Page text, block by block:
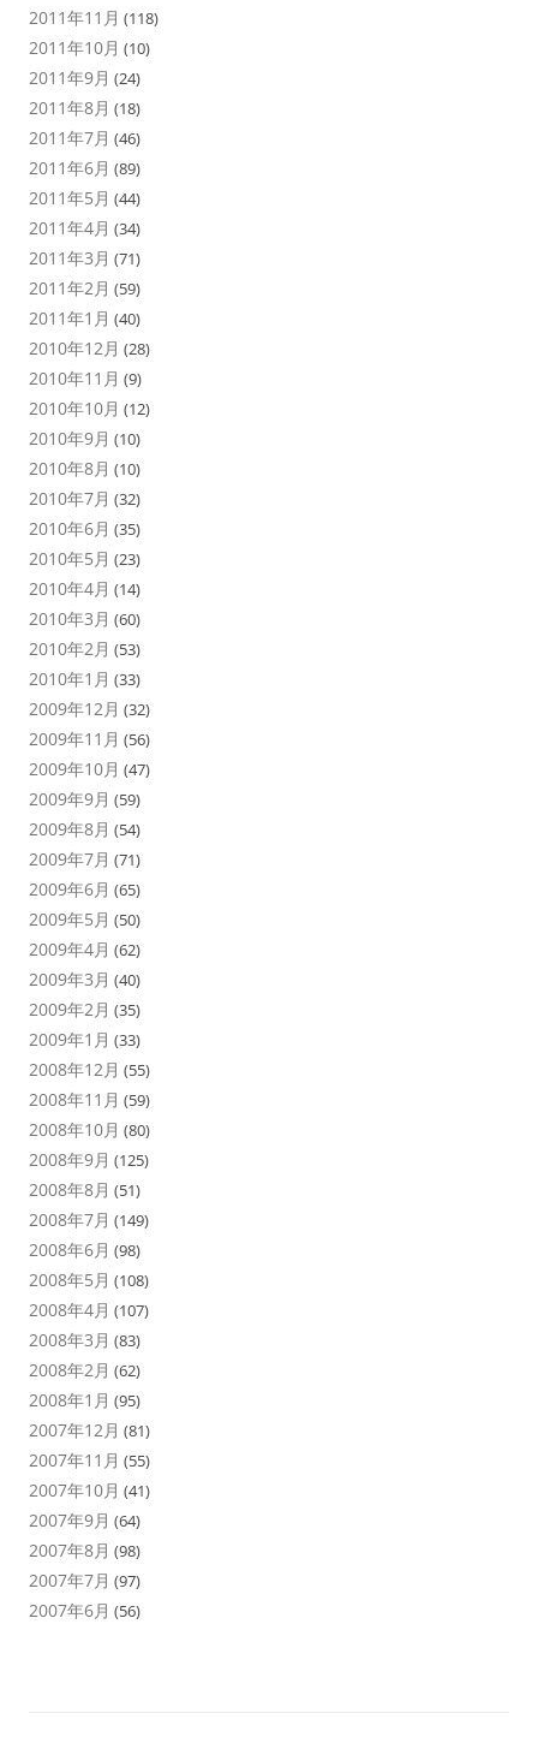
2011年11月 (118)
2011年10月 (10)
2011年9月 (24)
2011年8月 (18)
2011年7月 (46)
2011年6月 (89)
2011年5月 (44)
2011年4月 (34)
2011年3月 (71)
2011年2月 (59)
2011年1月 (40)
2010年12月 (28)
2010年11月 (9)
2010年10月 (12)
2010年9月 (10)
2010年8月 (10)
2010年7月 (32)
2010年6月 (35)
2010年5月 (23)
2010年4月 (14)
2010年3月 (60)
2010年2月 (53)
2010年1月 (33)
2009年12月 (32)
2009年11月 (56)
2009年10月 (47)
2009年9月 (59)
2009年8月 (54)
2009年7月 (71)
2009年6月 (65)
2009年5月 (50)
2009年4月 (62)
2009年3月 (40)
2009年2月 (35)
2009年1月 (33)
2008年12月 (55)
2008年11月 (59)
2008年10月 (80)
2008年9月 (125)
2008年8月 (51)
2008年7月 (149)
2008年6月 (98)
2008年5月 (108)
2008年4月 (107)
2008年3月 (83)
2008年2月 (62)
2008年1月 (95)
2007年12月 (81)
2007年11月 (55)
2007年10月 (41)
2007年9月 (64)
2007年8月 (98)
2007年7月 (97)
2007年6月 (56)